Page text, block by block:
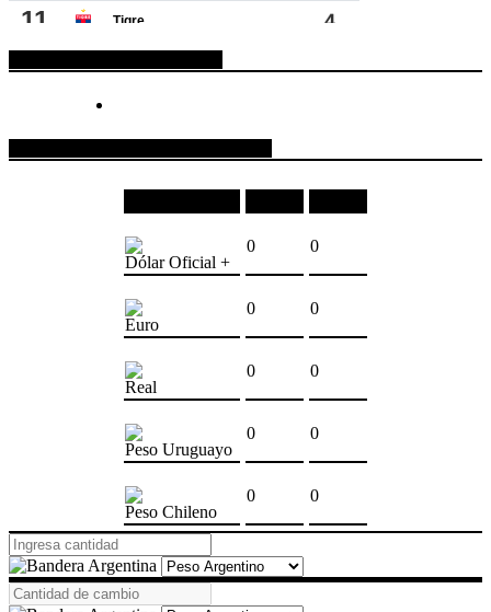
Dólar Oficial +
0 0
Euro
0 0
Real
0 0
Peso Uruguayo
0 0
Peso Chileno
0 0